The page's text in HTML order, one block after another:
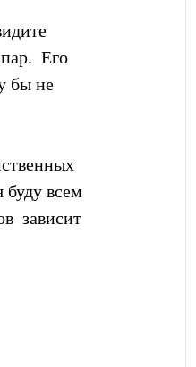
Его
бы не
буду всем
зависит